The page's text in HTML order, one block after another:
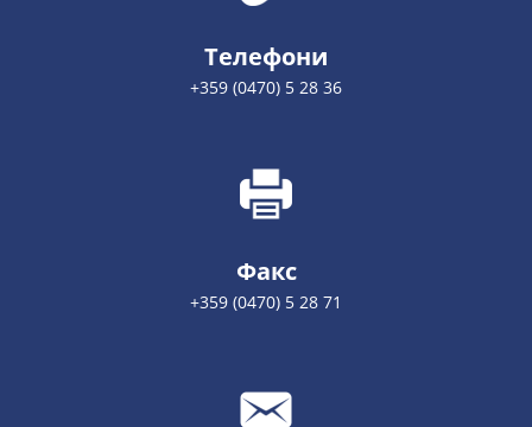
Телефони
+359 (0470) 5 28 36
Факс
+359 (0470) 5 28 71